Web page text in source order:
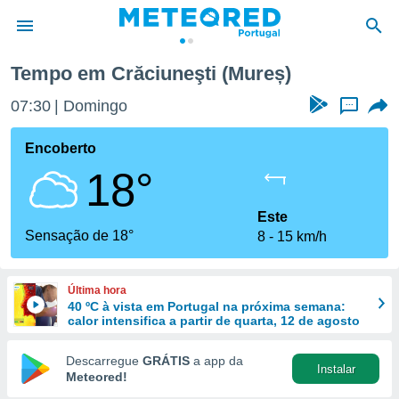
da
foi
fornecidas
a este
das
e
forma
digital
Tempo em Crăciuneşti (Mureș)
07:30 Domingo ...
Encoberto
18°
Sensação de 18°
Este
8
15 km/h
Última hora
40 ºC à vista em Portugal na próxima semana:
calor intensifica a partir de quarta, 12 de agosto
Descarregue GRÁTIS a app da
Meteored!
Instalar